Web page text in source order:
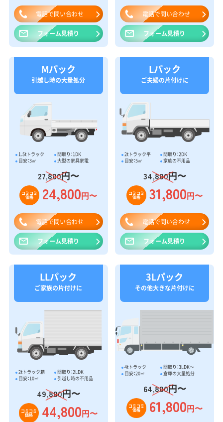
電話で問い合わせ
フォーム見積り
電話で問い合わせ
フォーム見積り
Mパック
引越し時の大量処分
1.5tトラック
間取り：1DK
目安：3㎥
大型の家具家電
27,800円〜
コミコミ
価格 24,800円〜
電話で問い合わせ
フォーム見積り
Lパック
ご夫婦の片付けに
2tトラック平
間取り：2DK
目安：5㎥
家族の不用品
34,800円〜
コミコミ
価格 31,800円〜
電話で問い合わせ
フォーム見積り
LLパック
ご家族の片付けに
2tトラック箱
間取り：2LDK
目安：10㎥
引越し時の不用品
49,800円〜
コミコミ
価格 44,800円〜
3Lパック
その他大きな片付けに
4tトラック
間取り：3LDK〜
目安：20㎥
倉庫の大量処分
64,800円〜
コミコミ
価格 61,800円〜